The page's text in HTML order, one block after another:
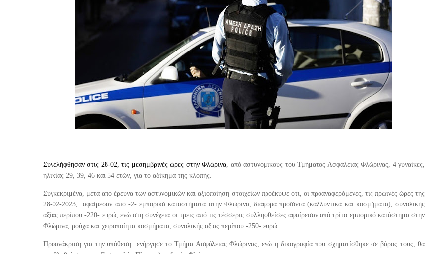
Συνελήφθησαν στις 28-02, τις μεσημβρινές ώρες στην Φλώρινα, από αστυνομικούς του Τμήματος Ασφάλειας Φλώρινας, 4 γυναίκες,
ηλικίας 29, 39, 46 και 54 ετών, για το αδίκημα της κλοπής.
Συγκεκριμένα, μετά από έρευνα των αστυνομικών και αξιοποίηση στοιχείων προέκυψε ότι, οι προαναφερόμενες, τις πρωινές ώρες της
28-02-2023,
αφαίρεσαν από -2- εμπορικά καταστήματα στην Φλώρινα, διάφορα προϊόντα (καλλυντικά και κοσμήματα), συνολικής
αξίας περίπου -220- ευρώ, ενώ στη συνέχεια οι τρεις από τις τέσσερις συλληφθείσες αφαίρεσαν από τρίτο εμπορικό κατάστημα στην
Φλώρινα, ρούχα και χειροποίητα κοσμήματα, συνολικής αξίας περίπου -250- ευρώ.
Προανάκριση για την υπόθεση ενήργησε το Τμήμα Ασφάλειας Φλώρινας, ενώ η δικογραφία που σχηματίσθηκε σε βάρος τους, θα